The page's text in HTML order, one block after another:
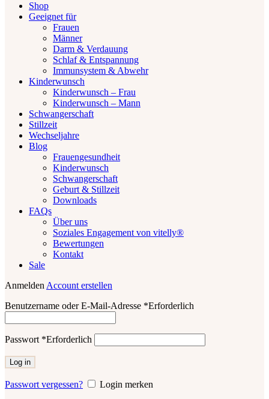
Shop
Geeignet für
Frauen
Männer
Darm & Verdauung
Schlaf & Entspannung
Immunsystem & Abwehr
Kinderwunsch
Kinderwunsch – Frau
Kinderwunsch – Mann
Schwangerschaft
Stillzeit
Wechseljahre
Blog
Frauengesundheit
Kinderwunsch
Schwangerschaft
Geburt & Stillzeit
Downloads
FAQs
Über uns
Soziales Engagement von vitelly®
Bewertungen
Kontakt
Sale
Anmelden Account erstellen
Benutzername oder E-Mail-Adresse *Erforderlich
Passwort *Erforderlich
Log in
Passwort vergessen?
Login merken